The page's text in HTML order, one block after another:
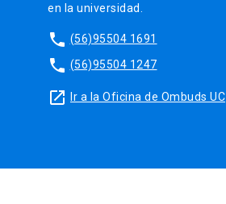
en la universidad.
phone (56)95504 1691
phone (56)95504 1247
launch Ir a la Oficina de Ombuds UC